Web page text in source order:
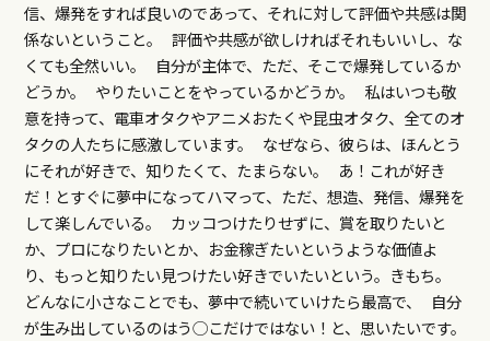
信、爆発をすれば良いのであって、それに対して評価や共感は関
係ないということ。 評価や共感が欲しければそれもいいし、な
くても全然いい。 自分が主体で、ただ、そこで爆発しているか
どうか。 やりたいことをやっているかどうか。 私はいつも敬
意を持って、電車オタクやアニメおたくや昆虫オタク、全てのオ
タクの人たちに感激しています。 なぜなら、彼らは、ほんとう
にそれが好きで、知りたくて、たまらない。 あ！これが好き
だ！とすぐに夢中になってハマって、ただ、想造、発信、爆発を
して楽しんでいる。 カッコつけたりせずに、賞を取りたいと
か、プロになりたいとか、お金稼ぎたいというような価値よ
り、もっと知りたい見つけたい好きでいたいという。きもち。
どんなに小さなことでも、夢中で続いていけたら最高で、 自分
が生み出しているのはう◯こだけではない！と、思いたいです。